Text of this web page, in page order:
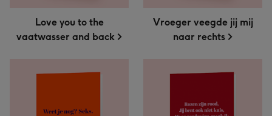
Love you to the
vaatwasser and back
Vroeger veegde jij mij
naar rechts